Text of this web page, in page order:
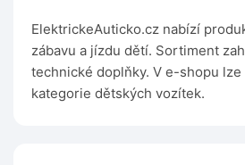
ElektrickeAuticko.cz nabízí
zábavu a jízdu dětí. Sortiment
technické doplňky. V e-shopu
kategorie dětských vozítek.